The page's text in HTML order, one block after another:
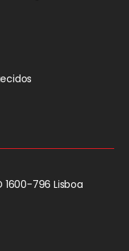
1600-796 Lisboa